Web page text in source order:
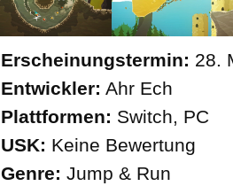
Erscheinungstermin: 28.
Entwickler: Ahr Ech
Plattformen: Switch, PC
USK: Keine Bewertung
Genre: Jump & Run